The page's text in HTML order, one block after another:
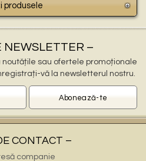
produsele
NEWSLETTER –
noutățile sau ofertele promoționale
vă la newsletterul nostru.
CONTACT –
companie